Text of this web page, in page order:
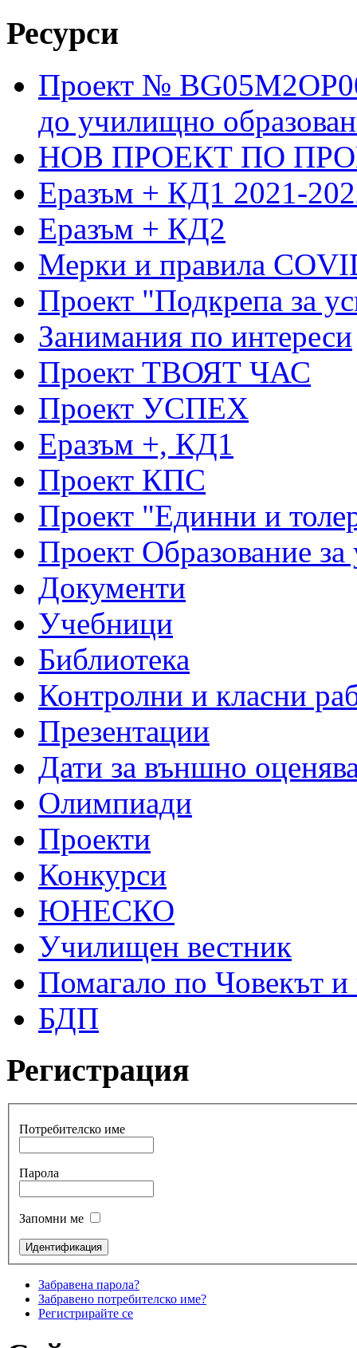
Ресурси
Проект №
до училищно
НОВ ПРОЕКТ ПО
Еразъм + КД1 2021-
Еразъм + КД2
Мерки и правила
Проект "Подкрепа за
Занимания по интереси
Проект ТВОЯТ ЧАС
Проект УСПЕХ
Еразъм +, КД1
Проект КПС
Проект "Единни и
Проект Образование
Документи
Учебници
Библиотека
Контролни и класни
Презентации
Дати за външно
Олимпиади
Проекти
Конкурси
ЮНЕСКО
Училищен вестник
Помагало по Човекът и
БДП
Регистрация
Потребителско име
Парола
Запомни ме
Забравена парола?
Забравено потребителско име?
Регистрирайте се